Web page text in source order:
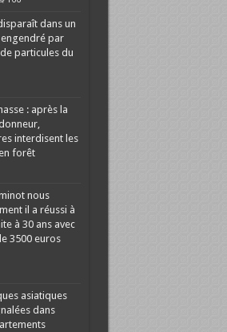
dans un
par
de particules du
: après la
interdisent les
forêt
nous
il a réussi à
à 30 ans avec
3500 euros
asiatiques
dans